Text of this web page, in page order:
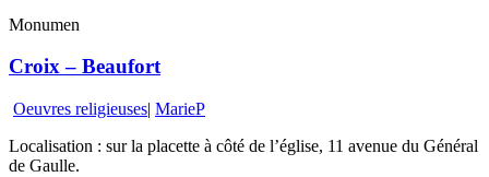
Monumen
Croix – Beaufort
Oeuvres religieuses| MarieP
Localisation : sur la placette à côté de l’église, 11 avenue du Général
de Gaulle.